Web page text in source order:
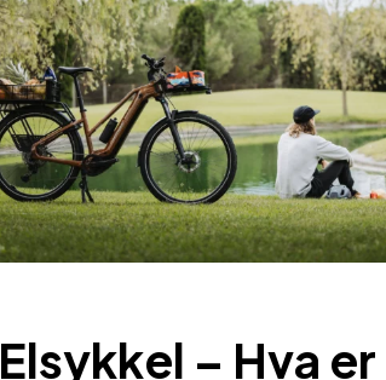
Elsykkel – Hva er